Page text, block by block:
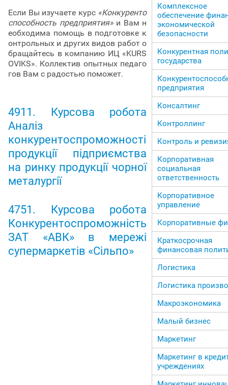
Если Вы изучаете курс «Конкуренто
способность предприятия»и Вам н
еобходима помощь в подготовке к
онтрольных и других видов работ о
бращайтесь в компанию ИЦ «KURS
OVIKS». Коллектив опытных педаго
гов Вам с радостью поможет.
4911. Курсова робота
Аналіз
конкурентоспроможності
продукції підприємства
на ринку продукції чорної
металургії
4751. Курсова робота
Конкурентоспроможність
ЗАТ «АВК» в мережі
супермаркетів «Сільпо»
Комплексное
обеспечение
экономической
безопасности
Конкурентная
государства
предприятия
Консалтинг
Контроллинг
Контроль и
Корпоративная
социальная
ответственность
Корпоративное
управление
Корпоративные
Краткосрочная
финансовая
Логистика
Логистика
Макроэкономика
Малый бизнес
Маркетинг
Маркетинг в
учреждениях